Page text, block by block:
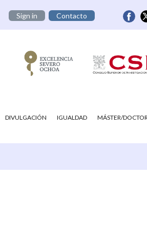
Sign in Contacto
DIVULGACIÓN IGUALDAD MÁSTER/